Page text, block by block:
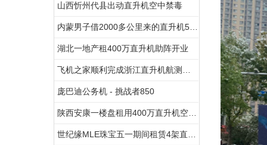
山西忻州代县出动直升机空中禁毒
湖北一地产租400万直升机助阵开业
庞巴迪公务机 - 挑战者850